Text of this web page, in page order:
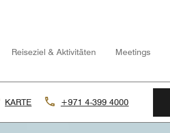
Reiseziel & Aktivitäten Meetings
KARTE +971 4-399 4000